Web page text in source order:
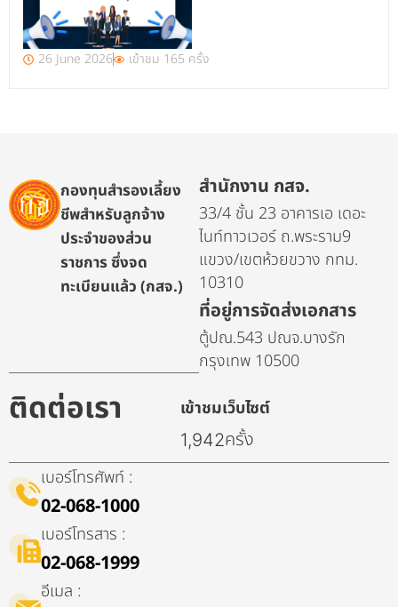
26 June 2026 เข้าชม 165 ครั้ง
กองทุนสำรองเลี้ยง
ชีพสำหรับลูกจ้าง
ประจำของส่วน
ราชการ ซึ่งจด
ทะเบียนแล้ว (กสจ.)
สำนักงาน กสจ.
33/4 ชั้น 23 อาคารเอ เดอะ
ไนท์ทาวเวอร์ ถ.พระราม9
แขวง/เขตห้วยขวาง กทม.
10310
ที่อยู่การจัดส่งเอกสาร
ตู้ปณ.543 ปณจ.บางรัก
กรุงเทพ 10500
ติดต่อเรา เข้าชมเว็บไซต์
1,942ครั้ง
เบอร์โทรศัพท์ :
02-068-1000
เบอร์โทรสาร :
02-068-1999
อีเมล :